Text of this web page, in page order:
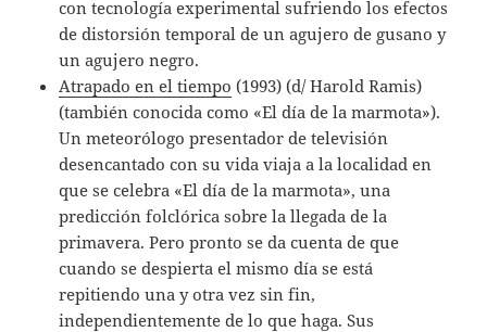
con tecnología experimental sufriendo los efectos
de distorsión temporal de un agujero de gusano y
un agujero negro.
Atrapado en el tiempo (1993) (d/ Harold Ramis)
(también conocida como «El día de la marmota»).
Un meteorólogo presentador de televisión
desencantado con su vida viaja a la localidad en
que se celebra «El día de la marmota», una
predicción folclórica sobre la llegada de la
primavera. Pero pronto se da cuenta de que
cuando se despierta el mismo día se está
repitiendo una y otra vez sin fin,
independientemente de lo que haga. Sus